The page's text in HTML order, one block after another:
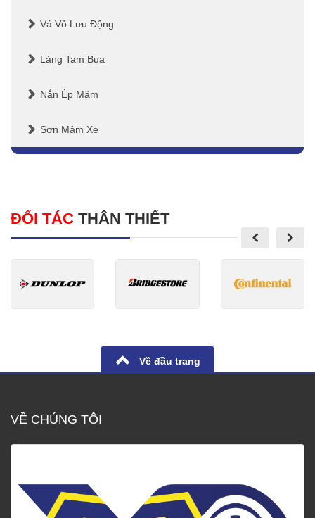
Vá Vỏ Lưu Động
Láng Tam Bua
Nắn Ép Mâm
Sơn Mâm Xe
ĐỐI TÁC THÂN THIẾT
Về đầu trang
VỀ CHÚNG TÔI